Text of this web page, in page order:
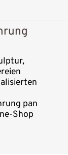
pan
Shop